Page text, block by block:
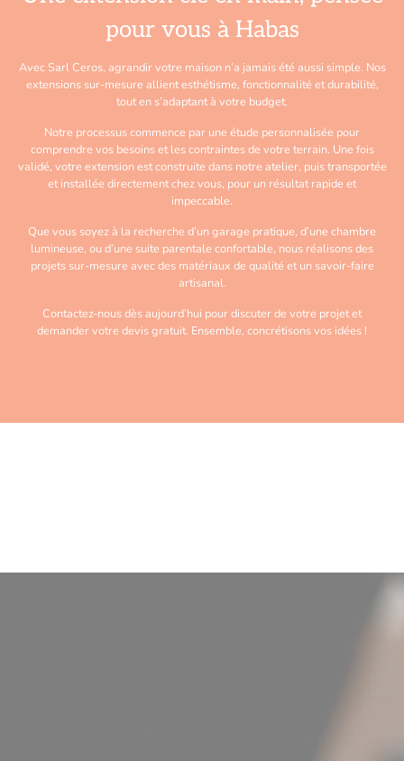
pour vous à Habas
Avec Sarl Ceros, agrandir votre maison n’a jamais été aussi simple. Nos
extensions sur-mesure allient esthétisme, fonctionnalité et durabilité,
tout en s’adaptant à votre budget.
Notre processus commence par une étude personnalisée pour
comprendre vos besoins et les contraintes de votre terrain. Une fois
validé, votre extension est construite dans notre atelier, puis transportée
et installée directement chez vous, pour un résultat rapide et
impeccable.
Que vous soyez à la recherche d’un garage pratique, d’une chambre
lumineuse, ou d’une suite parentale confortable, nous réalisons des
projets sur-mesure avec des matériaux de qualité et un savoir-faire
artisanal.
Contactez-nous dès aujourd’hui pour discuter de votre projet et
demander votre devis gratuit. Ensemble, concrétisons vos idées !